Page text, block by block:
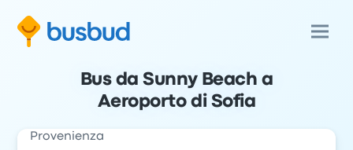
Bus da Sunny Beach a
Aeroporto di Sofia
Provenienza